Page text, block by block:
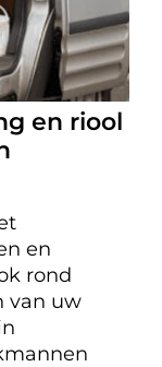
en riool
en
rond
van uw